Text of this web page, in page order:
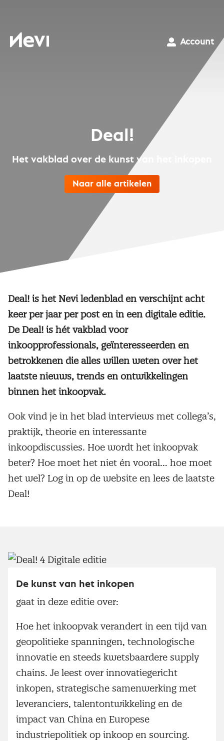
Nevi
Account
Deal!
Het vakblad over de kunst van het inkopen
Naar alle artikelen
Deal! is het Nevi ledenblad en verschijnt acht
keer per jaar per post en in een digitale editie.
De Deal! is hét vakblad voor
inkoopprofessionals, geïnteresseerden en
betrokkenen die alles willen weten over het
laatste nieuws, trends en ontwikkelingen
binnen het inkoopvak.
Ook vind je in het blad interviews met collega’s,
praktijk, theorie en interessante
inkoopdiscussies. Hoe wordt het inkoopvak
beter? Hoe moet het niet én vooral… hoe moet
het wel? Log in op de website en lees de laatste
Deal!
De kunst van het inkopen
gaat in deze editie over:
Hoe het inkoopvak verandert in een tijd van
geopolitieke spanningen, technologische
innovatie en steeds kwetsbaardere supply
chains. Je leest over innovatiegericht
inkopen, strategische samenwerking met
leveranciers, talentontwikkeling en de
impact van China en Europese
industriepolitiek op inkoop en sourcing.